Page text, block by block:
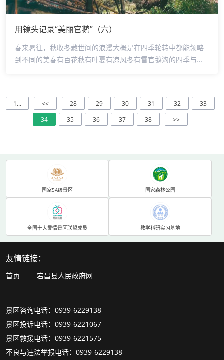
用镜头记录“美丽官鹅”（六）
春来暑往，秋收冬藏世间的浪漫大概是在四季轮转中都能领略
到不同的美春有百花秋有叶夏有凉风冬有雪官鹅沟的四季与你
1... << 28 29 30 31 32
33
34
35 36 37 38 >>
国家5A级景区 国家森林公园
全国十大爱情景区联盟成员 教学科研实习基地
友情链接：
首页 宕昌县人民政府网
景区咨询电话：0939-6229138
景区投诉电话：0939-6221067
景区救援电话：0939-6221575
不良与违法举报电话：0939-6229138